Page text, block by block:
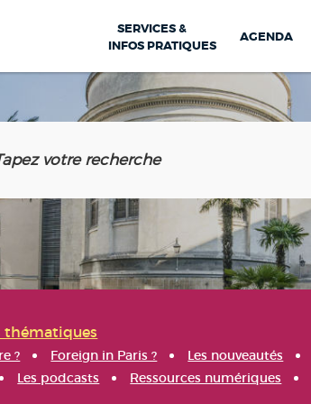
SERVICES &
INFOS PRATIQUES
AGENDA
thématiques
? Foreign in Paris ? Les nouveautés
Les podcasts Ressources numériques